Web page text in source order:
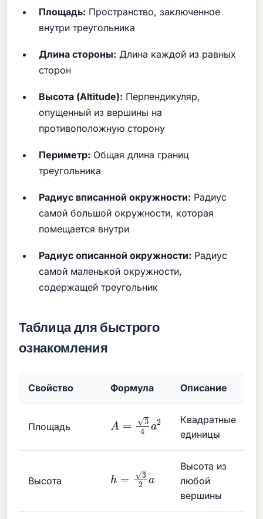
Площадь: Пространство, заключенное
внутри треугольника
Длина стороны: Длина каждой из равных
сторон
Высота (Altitude): Перпендикуляр,
опущенный из вершины на
противоположную сторону
Периметр: Общая длина границ
треугольника
Радиус вписанной окружности: Радиус
самой большой окружности, которая
помещается внутри
Радиус описанной окружности: Радиус
самой маленькой окружности,
содержащей треугольник
Таблица для быстрого
ознакомления
Свойство Формула Описание
Площадь
a2
Квадратные
единицы
Высота
a
Высота из
любой
вершины